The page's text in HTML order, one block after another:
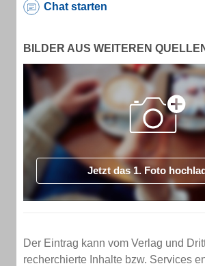
Chat starten
BILDER AUS WEITEREN
Jetzt das 1. Foto
Der Eintrag kann vom Verlag und
recherchierte Inhalte bzw. Services